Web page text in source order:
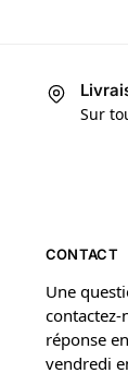
Sur
CONTACT
Une
contactez-
réponse
vendredi